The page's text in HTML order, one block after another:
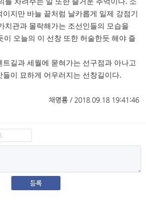
지만 바늘 끝처럼 날카롭게 일제 강점기
치관과 몰락해가는 조선인들의 모습을
이 오늘의 이 선창 또한 허술한듯 해야 즐
트길과 세월에 묻혀가는 선구점과 아나고
들이 묘하게 어우러지는 선창길이다.
채명룡 / 2018.09.18 19:41:46